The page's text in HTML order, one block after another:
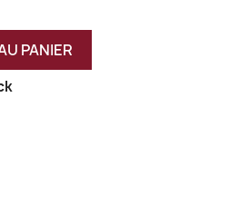
PANIER